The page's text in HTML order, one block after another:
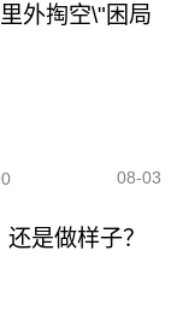
外掏空\"困局
08-03
是做样子？